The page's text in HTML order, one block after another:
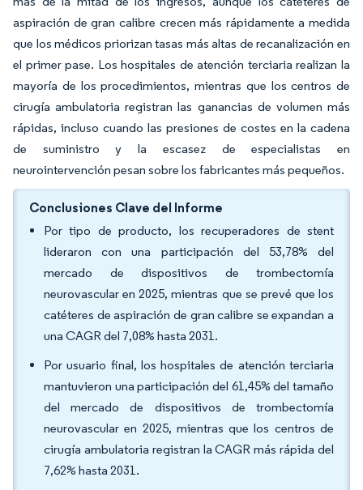
aspiración de gran calibre crecen más rápidamente a medida
que los médicos priorizan tasas más altas de recanalización en
el primer pase. Los hospitales de atención terciaria realizan la
mayoría de los procedimientos, mientras que los centros de
cirugía ambulatoria registran las ganancias de volumen más
rápidas, incluso cuando las presiones de costes en la cadena
de suministro y la escasez de especialistas en
neurointervención pesan sobre los fabricantes más pequeños.
Conclusiones Clave del Informe
Por tipo de producto, los recuperadores de stent
lideraron con una participación del 53,78% del
mercado de dispositivos de trombectomía
neurovascular en 2025, mientras que se prevé que los
catéteres de aspiración de gran calibre se expandan a
una CAGR del 7,08% hasta 2031.
Por usuario final, los hospitales de atención terciaria
mantuvieron una participación del 61,45% del tamaño
del mercado de dispositivos de trombectomía
neurovascular en 2025, mientras que los centros de
cirugía ambulatoria registran la CAGR más rápida del
7,62% hasta 2031.